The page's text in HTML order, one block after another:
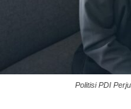
Politisi PDI